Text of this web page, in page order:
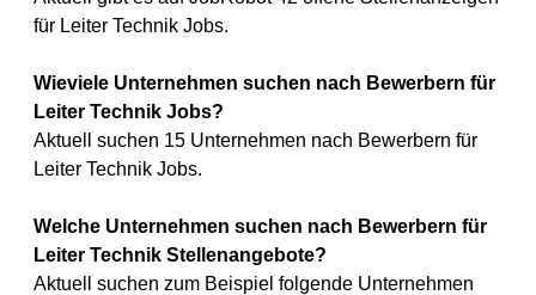
für Leiter Technik Jobs.
Wieviele Unternehmen suchen nach Bewerbern für
Leiter Technik Jobs?
Aktuell suchen 15 Unternehmen nach Bewerbern für
Leiter Technik Jobs.
Welche Unternehmen suchen nach Bewerbern für
Leiter Technik Stellenangebote?
Aktuell suchen zum Beispiel folgende Unternehmen